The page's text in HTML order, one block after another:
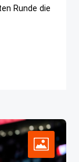
Runde die